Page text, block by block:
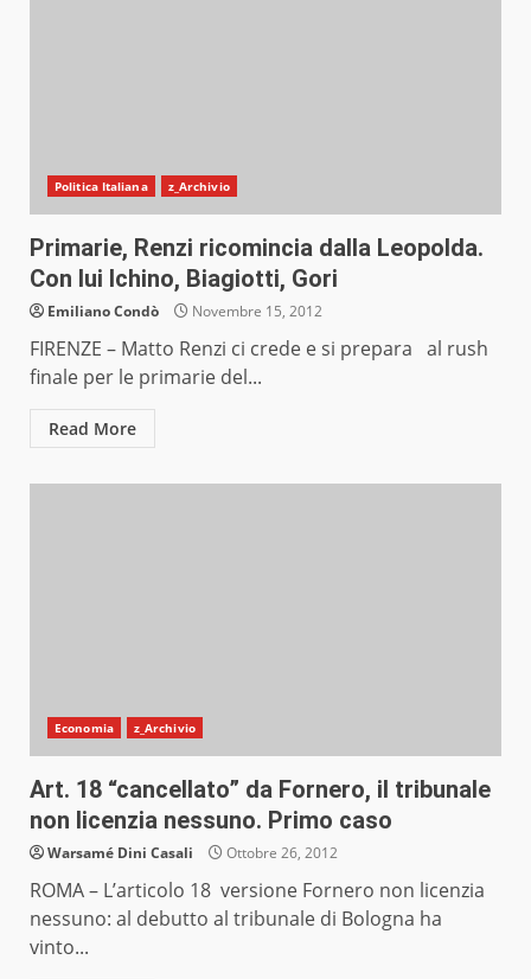
Politica Italiana z_Archivio
Primarie, Renzi ricomincia dalla Leopolda.
Con lui Ichino, Biagiotti, Gori
Emiliano Condò Novembre 15, 2012
FIRENZE – Matto Renzi ci crede e si prepara al rush
finale per le primarie del...
Read More
Economia z_Archivio
Art. 18 “cancellato” da Fornero, il tribunale
non licenzia nessuno. Primo caso
Warsamé Dini Casali Ottobre 26, 2012
ROMA – L’articolo 18 versione Fornero non licenzia
nessuno: al debutto al tribunale di Bologna ha
vinto...